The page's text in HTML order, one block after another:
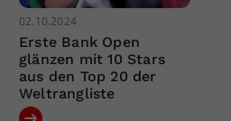
02.10.2024
Erste Bank Open
glänzen mit 10 Stars
aus den Top 20 der
Weltrangliste